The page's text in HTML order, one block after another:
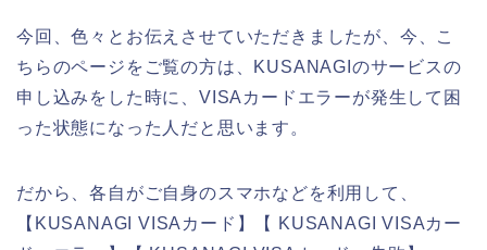
今回、色々とお伝えさせていただきましたが、今、こ
ちらのページをご覧の方は、KUSANAGIのサービスの
申し込みをした時に、VISAカードエラーが発生して困
った状態になった人だと思います。
だから、各自がご自身のスマホなどを利用して、
【KUSANAGI VISAカード】【 KUSANAGI VISAカー